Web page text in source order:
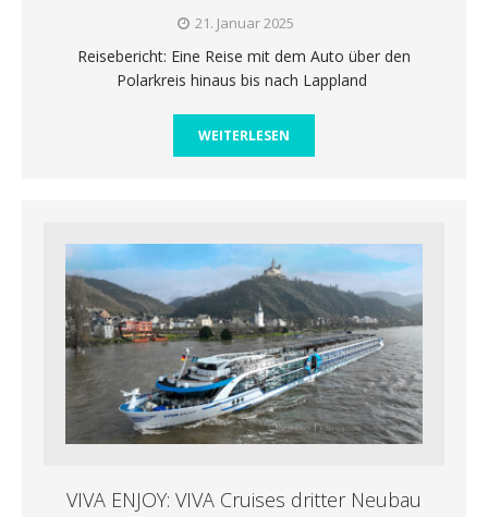
21. Januar 2025
Reisebericht: Eine Reise mit dem Auto über den
Polarkreis hinaus bis nach Lappland
WEITERLESEN
VIVA ENJOY: VIVA Cruises dritter Neubau